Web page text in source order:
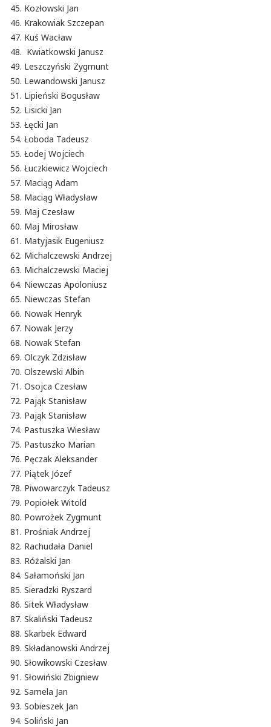
Kozłowski Jan
Krakowiak Szczepan
Kuś Wacław
Kwiatkowski Janusz
Leszczyński Zygmunt
Lewandowski Janusz
Lipieński Bogusław
Lisicki Jan
Łęcki Jan
Łoboda Tadeusz
Łodej Wojciech
Łuczkiewicz Wojciech
Maciąg Adam
Maciąg Władysław
Maj Czesław
Maj Mirosław
Matyjasik Eugeniusz
Michalczewski Andrzej
Michalczewski Maciej
Niewczas Apoloniusz
Niewczas Stefan
Nowak Henryk
Nowak Jerzy
Nowak Stefan
Olczyk Zdzisław
Olszewski Albin
Osojca Czesław
Pająk Stanisław
Pająk Stanisław
Pastuszka Wiesław
Pastuszko Marian
Pęczak Aleksander
Piątek Józef
Piwowarczyk Tadeusz
Popiołek Witold
Powrożek Zygmunt
Prośniak Andrzej
Rachudała Daniel
Różalski Jan
Sałamoński Jan
Sieradzki Ryszard
Sitek Władysław
Skaliński Tadeusz
Skarbek Edward
Składanowski Andrzej
Słowikowski Czesław
Słowiński Zbigniew
Samela Jan
Sobieszek Jan
Soliński Jan